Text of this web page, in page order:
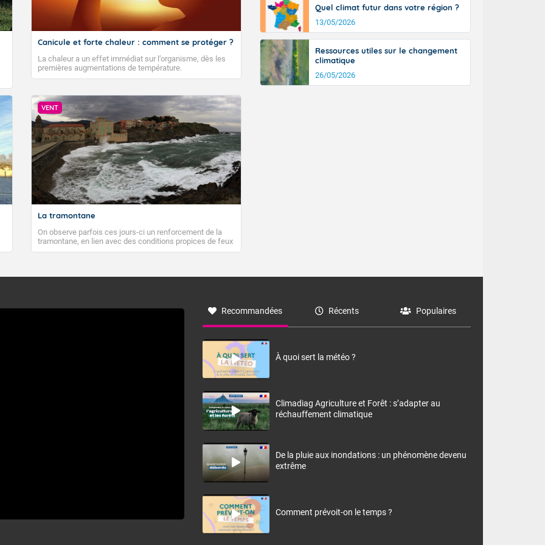
Canicule et forte chaleur : comment se protéger ?
La chaleur a un effet immédiat sur l’organisme, dès les
premières augmentations de température.
VENT
La tramontane
On observe parfois ces jours-ci un renforcement de la
tramontane, en lien avec des conditions propices de feux
de forêt. Mais qu'est-ce que la tramontane ? Quelles sont
à nord-ouest, dans un secteur qui part du Roussillon à la
monts, en allusion aux régions montagneuses d’où
Quel climat futur dans votre région ?
13/05/2026
Ressources utiles sur le changement
climatique
26/05/2026
Recommandées Récents Populaires
À quoi sert la météo ?
Climadiag Agriculture et Forêt : s’adapter au
réchauffement climatique
De la pluie aux inondations : un phénomène devenu
extrême
Comment prévoit-on le temps ?